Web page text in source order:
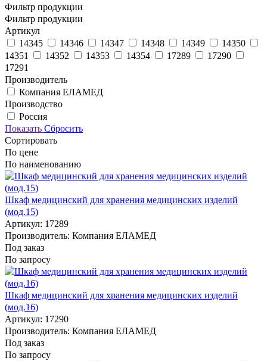
Фильтр продукции
Фильтр продукции
Артикул
14345
14346 14347 14348 14349
14350
14351
14352 14353 14354 17289
17290
17291
Производитель
Компания ЕЛАМЕД
Производство
Россия
Показать Сбросить
Сортировать
По цене
По наименованию
Шкаф медицинский для хранения медицинских изделий
(мод.15)
Артикул: 17289
Производитель: Компания ЕЛАМЕД
Под заказ
По запросу
Шкаф медицинский для хранения медицинских изделий
(мод.16)
Артикул: 17290
Производитель: Компания ЕЛАМЕД
Под заказ
По запросу